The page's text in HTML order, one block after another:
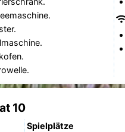
10
Spielplätze